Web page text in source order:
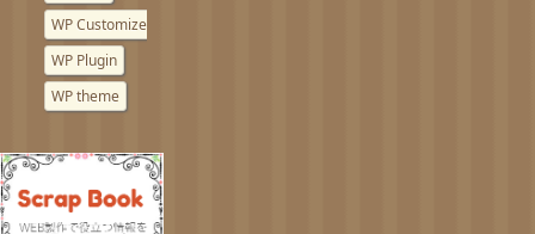
WP Customize
WP Plugin
WP theme